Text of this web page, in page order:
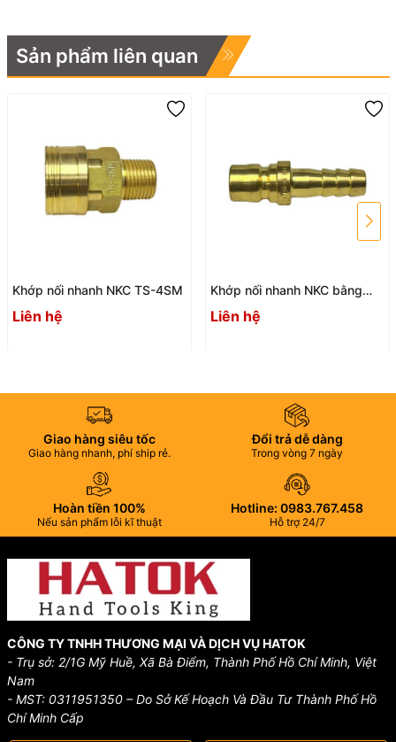
Sản phẩm liên quan
Khớp nối nhanh NKC TS-4SM
Liên hệ
Khớp nối nhanh NKC bằng
đồng TS-4PH
Liên hệ
Giao hàng siêu tốc
Giao hàng nhanh, phí ship rẻ.
Đổi trả dễ dàng
Trong vòng 7 ngày
Hoàn tiền 100%
Nếu sản phẩm lỗi kĩ thuật
Hotline: 0983.767.458
Hỗ trợ 24/7
CÔNG TY TNHH THƯƠNG MẠI VÀ DỊCH VỤ HATOK
- Trụ sở: 2/1G Mỹ Huề, Xã Bà Điểm, Thành Phố Hồ Chí Minh, Việt
Nam
- MST: 0311951350 – Do Sở Kế Hoạch Và Đầu Tư Thành Phố Hồ
Chí Minh Cấp